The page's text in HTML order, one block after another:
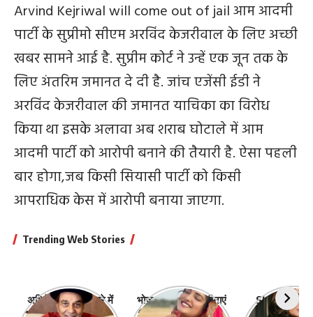
Arvind Kejriwal will come out of jail आम आदमी
पार्टी के सुप्रीमो सीएम अरविंद केजरीवाल के लिए अच्छी
खबर सामने आई है. सुप्रीम कोर्ट ने उन्हें एक जून तक के
लिए अंतरिम जमानत दे दी है. जांच एजेंसी ईडी ने
अरविंद केजरीवाल की जमानत याचिका का विरोध
किया था इसके अलावा अब शराब घोटाले में आम
आदमी पार्टी को आरोपी बनाने की तैयारी है. ऐसा पहली
बार होगा,जब किसी सियासी पार्टी को किसी
आपराधिक केस में आरोपी बनाया जाएगा.
Trending Web Stories
अभिनेता धर्मेंद्र के बारे में
10 रोचक बातें, जिनके बारे
भोजपुरी की ये 10 हसीनाएं
हैं सबसे खूबसूरत | top-
Shefali
‘कांटा लगा